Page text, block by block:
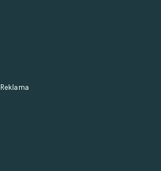
Reklama